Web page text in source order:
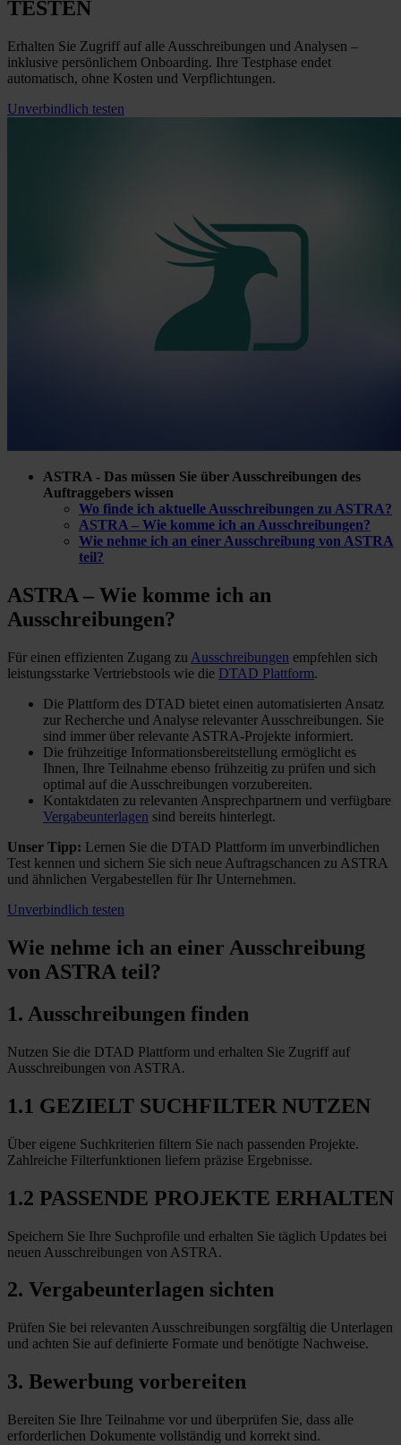
TESTEN
Erhalten Sie Zugriff auf alle Ausschreibungen und Analysen –
inklusive persönlichem Onboarding. Ihre Testphase endet
automatisch, ohne Kosten und Verpflichtungen.
Unverbindlich testen
ASTRA - Das müssen Sie über Ausschreibungen des
Auftraggebers wissen
Wo finde ich aktuelle Ausschreibungen zu ASTRA?
ASTRA – Wie komme ich an Ausschreibungen?
Wie nehme ich an einer Ausschreibung von ASTRA
teil?
ASTRA – Wie komme ich an
Ausschreibungen?
Für einen effizienten Zugang zu Ausschreibungen empfehlen sich
leistungsstarke Vertriebstools wie die DTAD Plattform.
Die Plattform des DTAD bietet einen automatisierten Ansatz
zur Recherche und Analyse relevanter Ausschreibungen. Sie
sind immer über relevante ASTRA-Projekte informiert.
Die frühzeitige Informationsbereitstellung ermöglicht es
Ihnen, Ihre Teilnahme ebenso frühzeitig zu prüfen und sich
optimal auf die Ausschreibungen vorzubereiten.
Kontaktdaten zu relevanten Ansprechpartnern und verfügbare
Vergabeunterlagen sind bereits hinterlegt.
Unser Tipp: Lernen Sie die DTAD Plattform im unverbindlichen
Test kennen und sichern Sie sich neue Auftragschancen zu ASTRA
und ähnlichen Vergabestellen für Ihr Unternehmen.
Unverbindlich testen
Wie nehme ich an einer Ausschreibung
von ASTRA teil?
1. Ausschreibungen finden
Nutzen Sie die DTAD Plattform und erhalten Sie Zugriff auf
Ausschreibungen von ASTRA.
1.1 GEZIELT SUCHFILTER NUTZEN
Über eigene Suchkriterien filtern Sie nach passenden Projekte.
Zahlreiche Filterfunktionen liefern präzise Ergebnisse.
1.2 PASSENDE PROJEKTE ERHALTEN
Speichern Sie Ihre Suchprofile und erhalten Sie täglich Updates bei
neuen Ausschreibungen von ASTRA.
2. Vergabeunterlagen sichten
Prüfen Sie bei relevanten Ausschreibungen sorgfältig die Unterlagen
und achten Sie auf definierte Formate und benötigte Nachweise.
3. Bewerbung vorbereiten
Bereiten Sie Ihre Teilnahme vor und überprüfen Sie, dass alle
erforderlichen Dokumente vollständig und korrekt sind.